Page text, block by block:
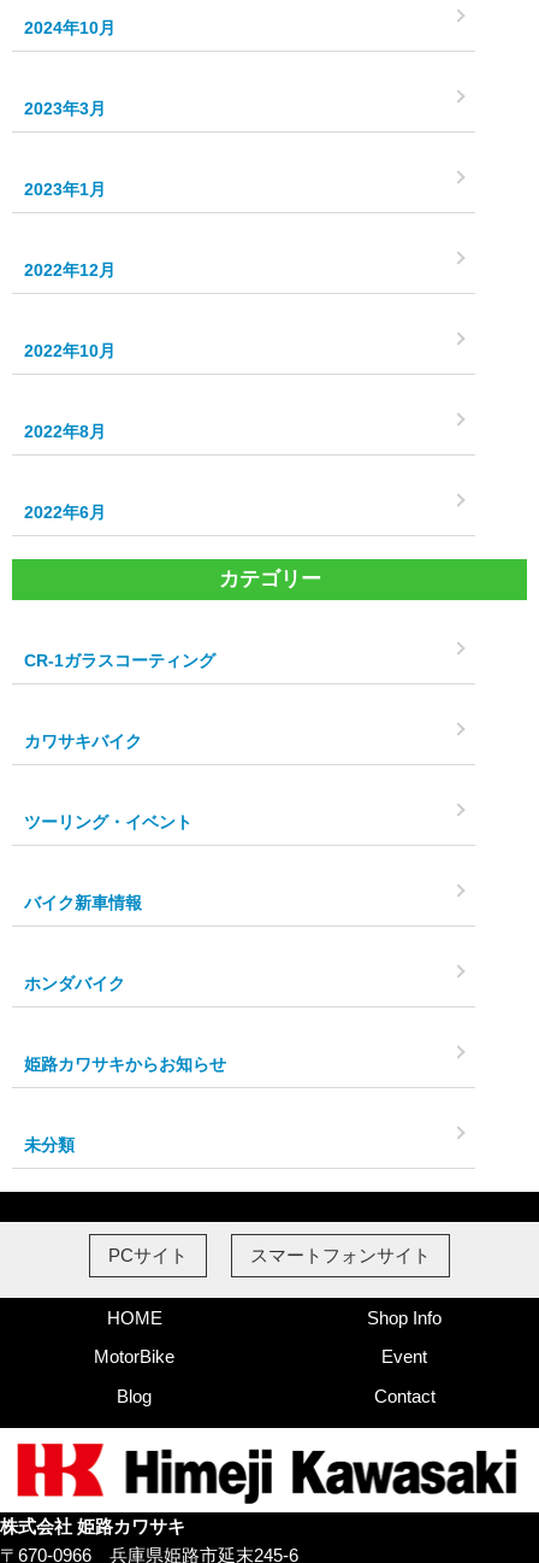
2024年10月
2023年3月
2023年1月
2022年12月
2022年10月
2022年8月
2022年6月
カテゴリー
CR-1ガラスコーティング
カワサキバイク
ツーリング・イベント
バイク新車情報
ホンダバイク
姫路カワサキからお知らせ
未分類
PCサイト スマートフォンサイト
HOME
Shop Info
MotorBike
Event
Blog
Contact
株式会社 姫路カワサキ
〒670-0966 兵庫県姫路市延末245-6